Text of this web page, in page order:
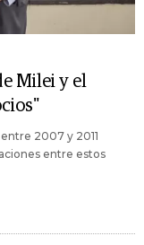
Milei y el
2007 y 2011
entre estos